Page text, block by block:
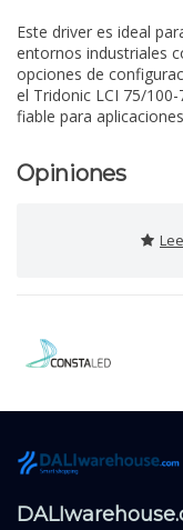
Este driver es ideal
entornos industriales
opciones de
el Tridonic LCI 75/
fiable para
Opiniones